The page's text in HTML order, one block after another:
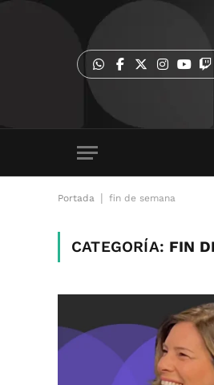
Portada fin de semana
CATEGORÍA: FIN